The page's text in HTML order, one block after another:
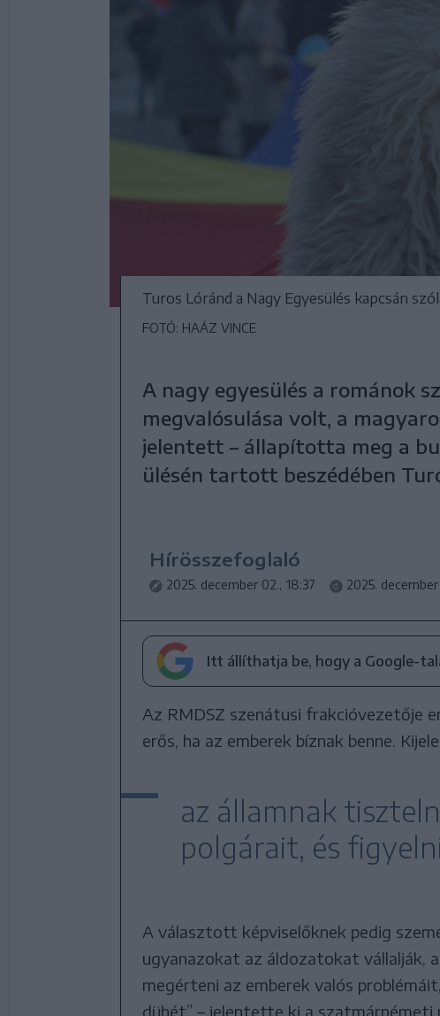
Turos Lóránd a Nagy Egyesülés kapcsán
FOTÓ: HAÁZ VINCE
A nagy egyesülés a románok
megvalósulása volt, a
jelentett – állapította meg a
ülésén tartott beszédében
Hírösszefoglaló
2025. december 02., 18:37 2025.
Itt állíthatja be, hogy a Google-
Az RMDSZ szenátusi frakcióvezetője
erős, ha az emberek bíznak benne.
az államnak
polgárait, és
A választott képviselőknek pedig
ugyanazokat az áldozatokat vállalják,
megérteni az emberek valós
dühét” – jelentette ki a szatmárnémeti